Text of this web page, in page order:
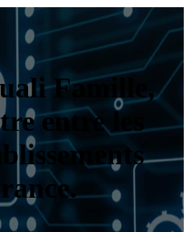
Famille,
entre les